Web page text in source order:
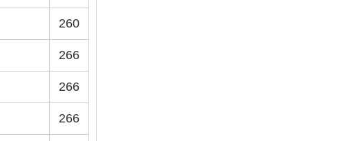
260
266
266
266